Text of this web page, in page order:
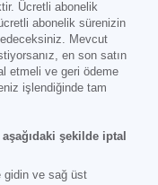
Ücretli abonelik
abonelik sürenizin
Mevcut
en son satın
etmeli ve geri ödeme
işlendiğinde tam
şekilde iptal
gidin ve sağ üst